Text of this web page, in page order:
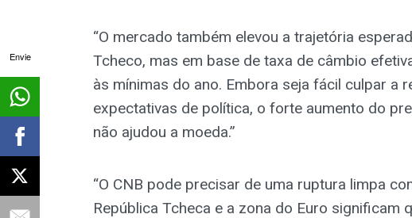
“O mercado também elevou a trajetória
Tcheco, mas em base de taxa de câmbio
às mínimas do ano. Embora seja fácil culpar a
expectativas de política, o forte aumento do
não ajudou a moeda.”
“O CNB pode precisar de uma ruptura limpa
República Tcheca e a zona do Euro significam
Envie